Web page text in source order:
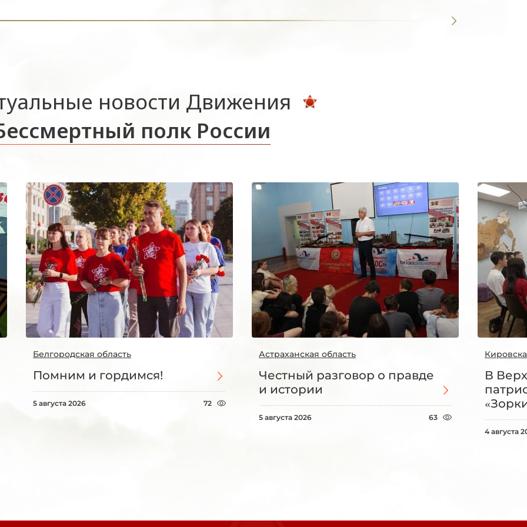
новости Движения
полк России
Белгородская область
Помним и гордимся!
5 августа 2026 72
Астраханская область
Честный разговор о правде
и истории
5 августа 2026 63
В
4 августа